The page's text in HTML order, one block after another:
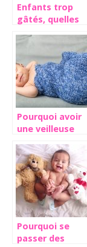
Enfants trop
gâtés, quelles
sur leur vie
d’adulte?
Pourquoi avoir
une veilleuse
bébé?
Pourquoi se
passer des